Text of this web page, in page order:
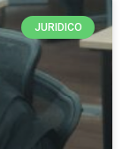
JURIDICO